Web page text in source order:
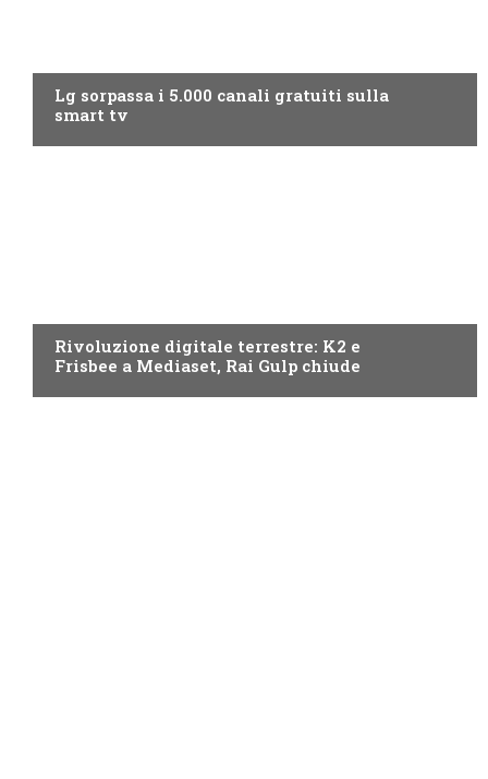
Lg sorpassa i 5.000 canali gratuiti sulla
smart tv
Rivoluzione digitale terrestre: K2 e
Frisbee a Mediaset, Rai Gulp chiude